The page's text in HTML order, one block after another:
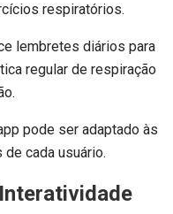
respiratórios.
lembretes diários para
regular de respiração
pode ser adaptado às
cada usuário.